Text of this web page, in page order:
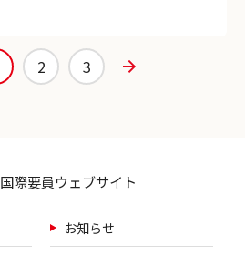
2 3
国際要員ウェブサイト
お知らせ